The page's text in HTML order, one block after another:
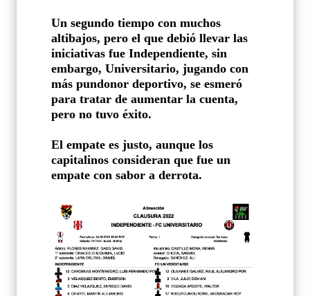
Un segundo tiempo con muchos
altibajos, pero el que debió llevar las
iniciativas fue Independiente, sin
embargo, Universitario, jugando con
más pundonor deportivo, se esmeró
para tratar de aumentar la cuenta,
pero no tuvo éxito.
El empate es justo, aunque los
capitalinos consideran que fue un
empate con sabor a derrota.